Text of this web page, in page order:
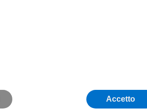
Accetto